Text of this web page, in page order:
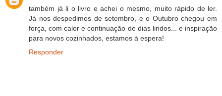
também já li o livro e achei o mesmo, muito rápido de ler.
Já nos despedimos de setembro, e o Outubro chegou em
força, com calor e continuação de dias lindos... e inspiração
para novos cozinhados, estamos à espera!
Responder